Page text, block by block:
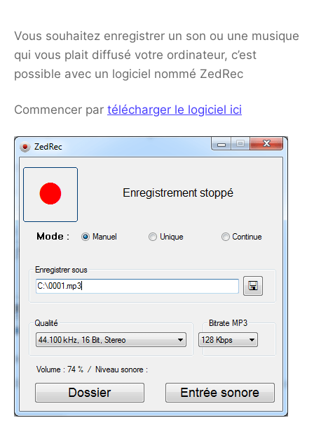
Vous souhaitez enregistrer un son ou une musique
qui vous plait diffusé votre ordinateur, c’est
possible avec un logiciel nommé ZedRec
Commencer par télécharger le logiciel ici